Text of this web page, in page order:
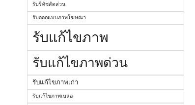
รับรีทัชสัดส่วน
รับออกแบบภาพโฆษณา
รับแก้ไขภาพ
รับแก้ไขภาพด่วน
รับแก้ไขภาพเก่า
รับแก้ไขภาพเบลอ